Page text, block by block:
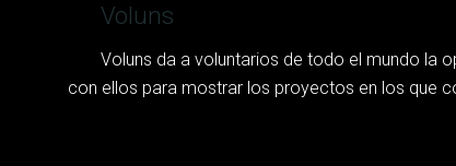
Voluns
Voluns da a voluntarios de todo el mundo la
con ellos para mostrar los proyectos en los que